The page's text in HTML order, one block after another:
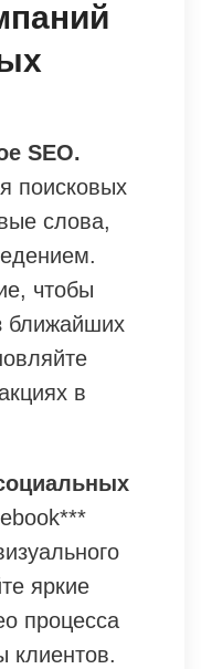
SEO.
поисковых
слова,
чтобы
ближайших
в
яркие
процесса
клиентов.